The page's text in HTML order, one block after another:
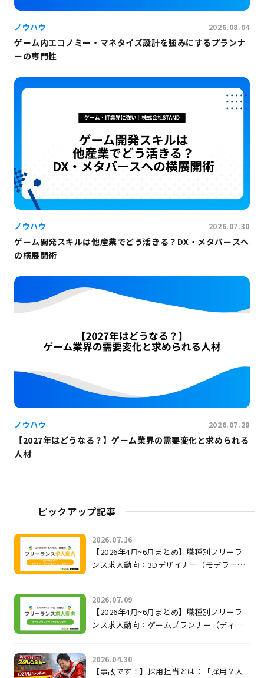
ノウハウ 2026.08.04
ゲーム内エコノミー・マネタイズ設計を強みにするプランナ
ーの専門性
ノウハウ 2026.07.30
ゲーム開発スキルは他産業でどう活きる？DX・メタバースへ
の横展開術
ノウハウ 2026.07.28
【2027年はどうなる？】ゲーム業界の需要変化と求められる
人材
ピックアップ記事
2026.07.16
【2026年4月~6月まとめ】職種別フリーラ
ンス求人動向：3Dデザイナー（モデラー・
2026.07.09
【2026年4月~6月まとめ】職種別フリーラ
ンス求人動向：ゲームプランナー（ディレ
2026.04.30
【事故です！】採用担当とは：「採用？人